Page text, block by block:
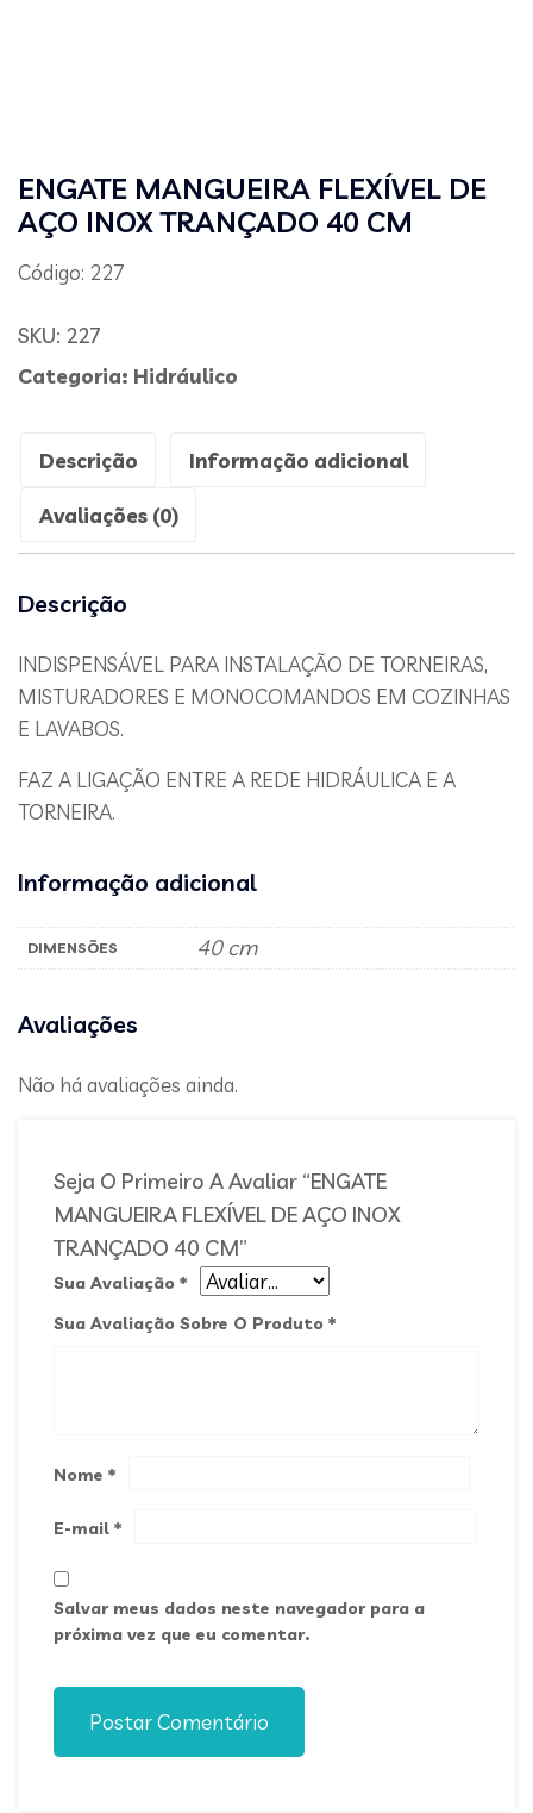
ENGATE MANGUEIRA FLEXÍVEL DE
AÇO INOX TRANÇADO 40 CM
Código: 227
SKU: 227
Categoria: Hidráulico
Descrição Informação adicional
Avaliações (0)
Descrição
INDISPENSÁVEL PARA INSTALAÇÃO DE TORNEIRAS,
MISTURADORES E MONOCOMANDOS EM COZINHAS
E LAVABOS.
FAZ A LIGAÇÃO ENTRE A REDE HIDRÁULICA E A
TORNEIRA.
Informação adicional
DIMENSÕES 40 cm
Avaliações
Não há avaliações ainda.
Seja O Primeiro A Avaliar “ENGATE
MANGUEIRA FLEXÍVEL DE AÇO INOX
TRANÇADO 40 CM”
Sua Avaliação *
Sua Avaliação Sobre O Produto *
Nome *
E-mail *
Salvar meus dados neste navegador para a
próxima vez que eu comentar.
Postar Comentário